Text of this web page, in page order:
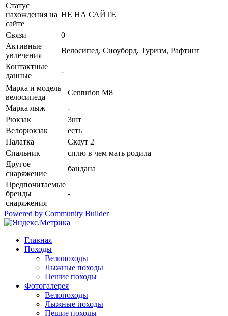
Статус
нахождения на
сайте
НЕ НА САЙТЕ
Связи
0
Активные
увлечения
Велосипед, Сноуборд, Туризм, Рафтинг
Контактные
данные
-
Марка и модель
велосипеда
Centurion M8
Марка лыж
-
Рюкзак
3шт
Велорюкзак
есть
Палатка
Скаут 2
Спальник
сплю в чем мать родила
Другое
снаряжение
бандана
Предпочитаемые
бренды
снаряжения
-
Powered by Community Builder
Главная
Походы
Велопоходы
Лыжные походы
Пешие походы
Фотогалерея
Велопоходы
Лыжные походы
Пешие походы